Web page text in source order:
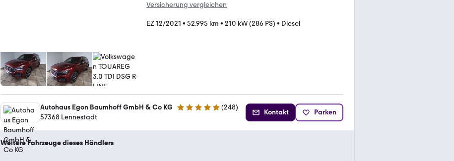
Versicherung vergleichen
EZ 12/2021 • 52.995 km • 210 kW (286 PS) • Diesel
Autohaus Egon Baumhoff GmbH & Co KG 4.9 Sterne (248)
57368 Lennestadt
Kontakt Parken
Weitere Fahrzeuge dieses Händlers